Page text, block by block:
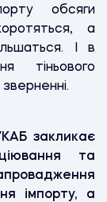
обсяги
а
І в
тіньового
закликає
та
імпорту, а